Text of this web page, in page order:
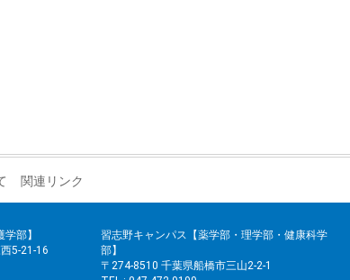
関連リンク
部】
5-21-16
習志野キャンパス【薬学部・理学部・健康科学
部】
〒274-8510 千葉県船橋市三山2-2-1